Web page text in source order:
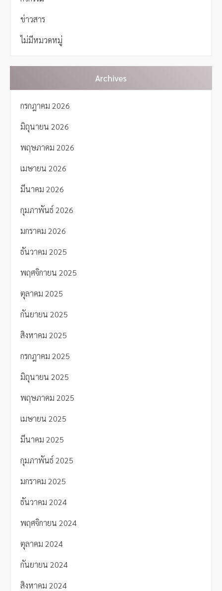
ข่าวสาร
ไม่มีหมวดหมู่
Archives
กรกฎาคม 2026
มิถุนายน 2026
พฤษภาคม 2026
เมษายน 2026
มีนาคม 2026
กุมภาพันธ์ 2026
มกราคม 2026
ธันวาคม 2025
พฤศจิกายน 2025
ตุลาคม 2025
กันยายน 2025
สิงหาคม 2025
กรกฎาคม 2025
มิถุนายน 2025
พฤษภาคม 2025
เมษายน 2025
มีนาคม 2025
กุมภาพันธ์ 2025
มกราคม 2025
ธันวาคม 2024
พฤศจิกายน 2024
ตุลาคม 2024
กันยายน 2024
สิงหาคม 2024